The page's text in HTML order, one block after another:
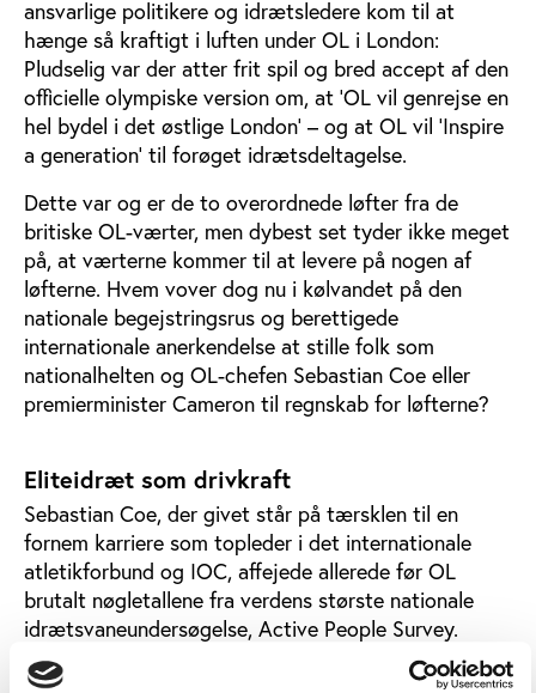
ansvarlige politikere og idrætsledere kom til at
hænge så kraftigt i luften under OL i London:
Pludselig var der atter frit spil og bred accept af den
officielle olympiske version om, at ’OL vil genrejse en
hel bydel i det østlige London’ – og at OL vil ’Inspire
a generation’ til forøget idrætsdeltagelse.
Dette var og er de to overordnede løfter fra de
britiske OL-værter, men dybest set tyder ikke meget
på, at værterne kommer til at levere på nogen af
løfterne. Hvem vover dog nu i kølvandet på den
nationale begejstringsrus og berettigede
internationale anerkendelse at stille folk som
nationalhelten og OL-chefen Sebastian Coe eller
premierminister Cameron til regnskab for løfterne?
Eliteidræt som drivkraft
Sebastian Coe, der givet står på tærsklen til en
fornem karriere som topleder i det internationale
atletikforbund og IOC, affejede allerede før OL
brutalt nøgletallene fra verdens største nationale
idrætsvaneundersøgelse, Active People Survey.
Tallene viser klart, at idrætsdeltagelsen i